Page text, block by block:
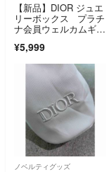
【新品】DIOR ジュエ
リーボックス プラチ
ナ会員ウェルカムギフ
¥5,999
ノベルティグッズ